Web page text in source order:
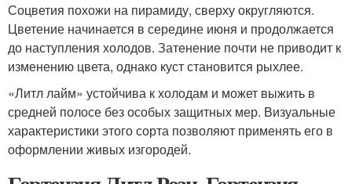
Соцветия похожи на пирамиду, сверху округляются.
Цветение начинается в середине июня и продолжается
до наступления холодов. Затенение почти не приводит к
изменению цвета, однако куст становится рыхлее.
«Литл лайм» устойчива к холодам и может выжить в
средней полосе без особых защитных мер. Визуальные
характеристики этого сорта позволяют применять его в
оформлении живых изгородей.